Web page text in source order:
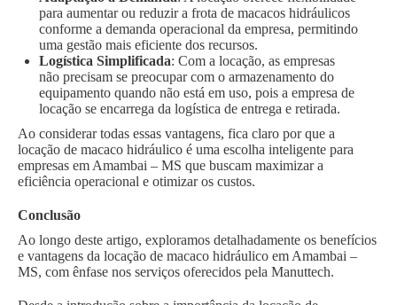
para aumentar ou reduzir a frota de macacos hidráulicos
conforme a demanda operacional da empresa, permitindo
uma gestão mais eficiente dos recursos.
Logística Simplificada: Com a locação, as empresas
não precisam se preocupar com o armazenamento do
equipamento quando não está em uso, pois a empresa de
locação se encarrega da logística de entrega e retirada.
Ao considerar todas essas vantagens, fica claro por que a
locação de macaco hidráulico é uma escolha inteligente para
empresas em Amambai – MS que buscam maximizar a
eficiência operacional e otimizar os custos.
Conclusão
Ao longo deste artigo, exploramos detalhadamente os benefícios
e vantagens da locação de macaco hidráulico em Amambai –
MS, com ênfase nos serviços oferecidos pela Manuttech.